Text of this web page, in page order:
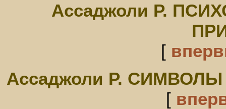
Ассаджоли Р.
[
Ассаджоли Р.
[